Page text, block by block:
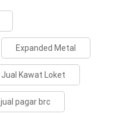
Expanded Metal
Jual Kawat Loket
jual pagar brc